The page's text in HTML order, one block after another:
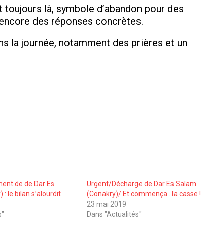
là, symbole d’abandon pour des
des réponses concrètes.
la journée, notamment des prières et un
de de Dar Es
: le bilan s’alourdit
Urgent/Décharge de Dar Es Salam
(Conakry)/ Et commença…la casse !
23 mai 2019
Dans "Actualités"